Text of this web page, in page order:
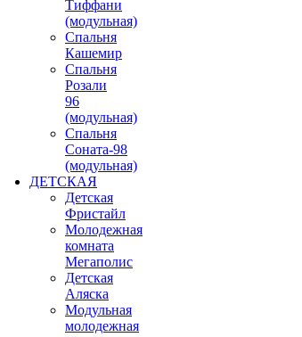
Тиффани
(модульная)
Спальня
Кашемир
Спальня
Розали
96
(модульная)
Спальня
Соната-98
(модульная)
ДЕТСКАЯ
Детская
Фристайл
Молодежная
комната
Мегаполис
Детская
Аляска
Модульная
молодежная